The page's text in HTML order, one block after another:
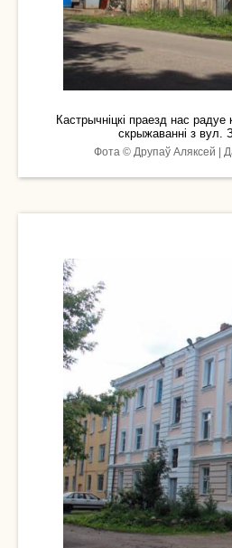
Кастрычніцкі праезд нас
скрыжаванні з вул.
Фота © Друпаў Аляксей |